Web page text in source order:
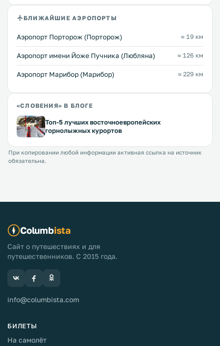
БЛИЖАЙШИЕ АЭРОПОРТЫ
Аэропорт Порторож (Порторож) ≈ 19 км
Аэропорт имени Йоже Пучника (Любляна) ≈ 126 км
Аэропорт Марибор (Марибор) ≈ 229 км
«СЛОВЕНИЯ» В БЛОГЕ
Топ-5 лучших восточноевропейских
горнолыжных курортов
При копировании любой информации активная ссылка на источник
обязательна.
Columbista
Сайт о путешествиях и для
путешественников. С 2015 года.
info@columbista.com
БИЛЕТЫ
На самолёт